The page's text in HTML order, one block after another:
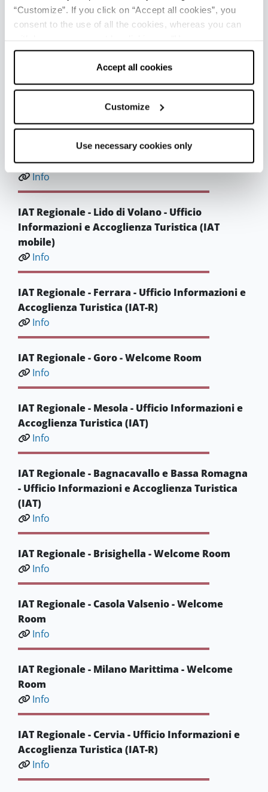
“Customize”. If you click on “Accept all cookies”, you
consent to the use of all the cookies, whereas you can
cookies only” and only the technical cookies for the
correct functioning of the website will be used.
Accept all cookies
Customize
Use necessary cookies only
Info
IAT Regionale - Porto Garibaldi - Ufficio
Informazioni e Accoglienza Turistica (IAT
mobile)
IAT Regionale - Lido di Spina - Ufficio
Informazioni e Accoglienza Turistica (IAT
mobile)
Info
IAT Regionale - Lido di Volano - Ufficio
Informazioni e Accoglienza Turistica (IAT
mobile)
Info
IAT Regionale - Ferrara - Ufficio Informazioni e
Accoglienza Turistica (IAT-R)
Info
IAT Regionale - Goro - Welcome Room
Info
IAT Regionale - Mesola - Ufficio Informazioni e
Accoglienza Turistica (IAT)
Info
IAT Regionale - Bagnacavallo e Bassa Romagna
- Ufficio Informazioni e Accoglienza Turistica
(IAT)
Info
IAT Regionale - Brisighella - Welcome Room
Info
IAT Regionale - Casola Valsenio - Welcome
Room
Info
IAT Regionale - Milano Marittima - Welcome
Room
Info
IAT Regionale - Cervia - Ufficio Informazioni e
Accoglienza Turistica (IAT-R)
Info